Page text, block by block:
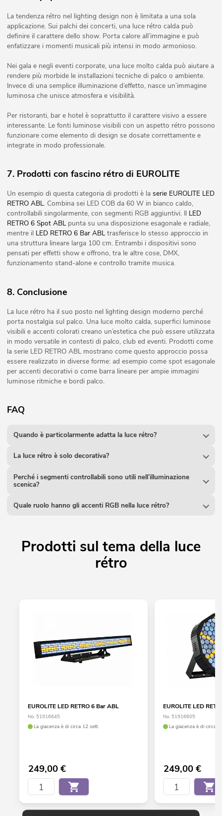
La tendenza rétro nel lighting design non è limitata a una sola
applicazione. Sui palchi dei concerti, una luce rétro calda può
definire il carattere dello show. Porta calore all’immagine e può
enfatizzare i momenti musicali più intensi in modo armonioso.
Nei gala e negli eventi corporate, una luce molto calda può aiutare a
rendere più morbide le installazioni tecniche di palco o ambiente.
Invece di una semplice illuminazione d’effetto, nasce un’immagine
luminosa che unisce atmosfera e visibilità.
Per ristoranti, bar e hotel è soprattutto il carattere visivo a essere
interessante. Le fonti luminose visibili con un aspetto rétro possono
funzionare come elemento di design se dosate correttamente e
integrate in modo professionale.
7. Prodotti con fascino rétro di EUROLITE
Un esempio di questa categoria di prodotti è la serie EUROLITE LED
RETRO ABL. Combina sei LED COB da 60 W in bianco caldo,
controllabili singolarmente, con segmenti RGB aggiuntivi. Il LED
RETRO 6 Spot ABLpunta su una disposizione esagonale e radiale,
mentre il LED RETRO 6 Bar ABLtrasferisce lo stesso approccio in
una struttura lineare larga 100 cm. Entrambi i dispositivi sono
pensati per effetti show e offrono, tra le altre cose, DMX,
funzionamento stand-alone e controllo tramite musica.
8. Conclusione
La luce rétro ha il suo posto nel lighting design moderno perché
porta nostalgia sul palco. Una luce molto calda, superfici luminose
visibili e accenti colorati creano un’estetica che può essere utilizzata
in modo versatile in contesti di palco, club ed eventi. Prodotti come
la serie LED RETRO ABL mostrano come questo approccio possa
essere realizzato in diverse forme: ad esempio come spot esagonale
per accenti decorativi o come barra lineare per ampie immagini
luminose ritmiche e bordi palco.
FAQ
Quando è particolarmente adatta la luce rétro?
La luce rétro è solo decorativa?
Perché i segmenti controllabili sono utili nell’illuminazione
scenica?
Quale ruolo hanno gli accenti RGB nella luce rétro?
Prodotti sul tema della luce
rétro
EUROLITE LED RETRO 6 Bar ABL
No. 51916645
La giacenza è di circa 12 sett.
249,00€
EUROLITE LED
No. 51916605
La giacenza è di circa
249,00€